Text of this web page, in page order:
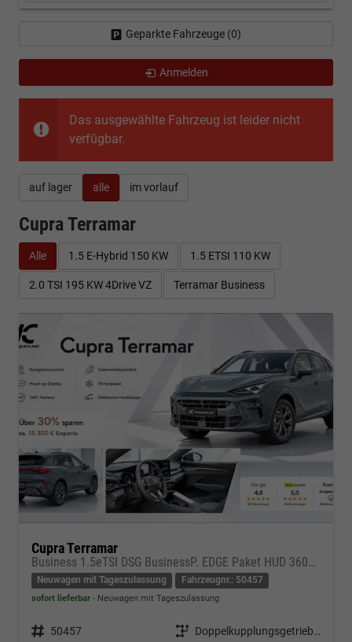
Das ausgewählte Fahrzeug ist leider nicht
verfügbar.
auf lager alle im vorlauf
Cupra Terramar
Alle 1.5 E-Hybrid 150 KW 1.5 ETSI 110 KW
2.0 TSI 195 KW 4Drive VZ Terramar Business
Cupra Terramar
Business 1.5eTSI DSG BusinessP. EDGE Paket HUD 360Cam- DIGITAL DRIVE - INTELLIGENT L Gepäcktrennnetz
Neuwagen mit Tageszulassung Fahrzeugnr.: 50457
sofort lieferbar Neuwagen mit Tageszulassung
Fahrzeugnr. 50457 Getriebe
Doppelkupplungsgetriebe (DSG)
Geparkte Fahrzeuge (0)
Anmelden